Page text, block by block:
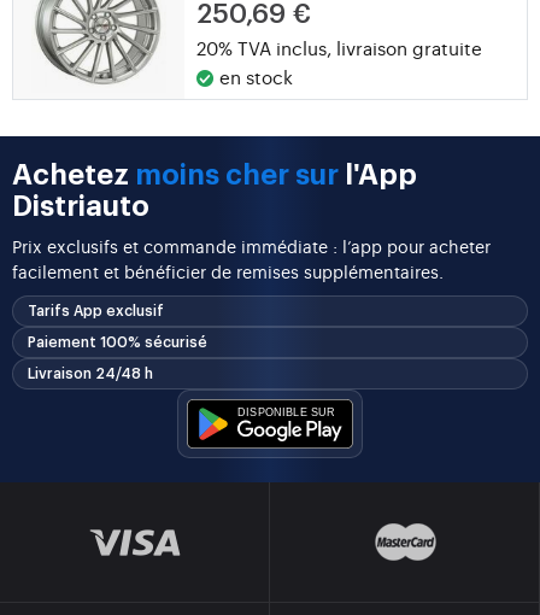
250,69 €
20% TVA inclus, livraison gratuite
en stock
Achetez moins cher sur l'App
Distriauto
Prix exclusifs et commande immédiate : l’app pour acheter
facilement et bénéficier de remises supplémentaires.
Tarifs App exclusif
Paiement 100% sécurisé
Livraison 24/48 h